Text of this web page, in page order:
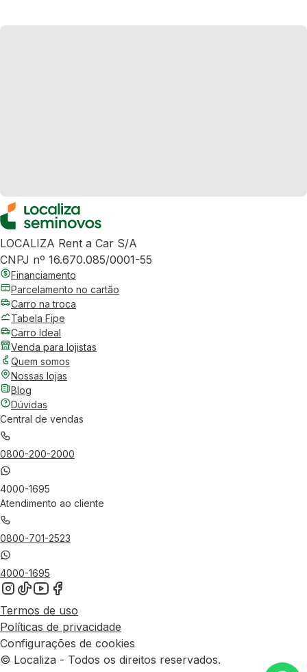
LOCALIZA Rent a Car S/A
CNPJ nº 16.670.085/0001-55
Financiamento
Parcelamento no cartão
Carro na troca
Tabela Fipe
Carro Ideal
Venda para lojistas
Quem somos
Nossas lojas
Blog
Dúvidas
Central de vendas
0800-200-2000
4000-1695
Atendimento ao cliente
0800-701-2523
4000-1695
Termos de uso
Políticas de privacidade
Configurações de cookies
© Localiza - Todos os direitos reservados.